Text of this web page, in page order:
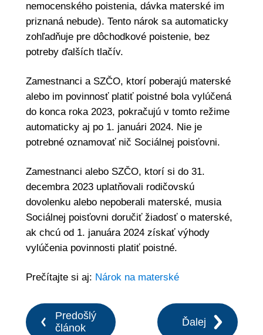
nemocenského poistenia, dávka materské im
priznaná nebude). Tento nárok sa automaticky
zohľadňuje pre dôchodkové poistenie, bez
potreby ďalších tlačív.
Zamestnanci a SZČO, ktorí poberajú materské
alebo im povinnosť platiť poistné bola vylúčená
do konca roka 2023, pokračujú v tomto režime
automaticky aj po 1. januári 2024. Nie je
potrebné oznamovať nič Sociálnej poisťovni.
Zamestnanci alebo SZČO, ktorí si do 31.
decembra 2023 uplatňovali rodičovskú
dovolenku alebo nepoberali materské, musia
Sociálnej poisťovni doručiť žiadosť o materské,
ak chcú od 1. januára 2024 získať výhody
vylúčenia povinnosti platiť poistné.
Prečítajte si aj: Nárok na materské
Predošlý
článok
Ďalej